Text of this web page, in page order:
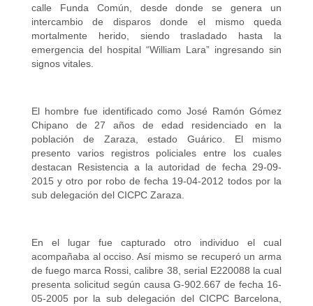
calle Funda Común, desde donde se genera un
intercambio de disparos donde el mismo queda
mortalmente herido, siendo trasladado hasta la
emergencia del hospital “William Lara” ingresando sin
signos vitales.
El hombre fue identificado como José Ramón Gómez
Chipano de 27 años de edad residenciado en la
población de Zaraza, estado Guárico. El mismo
presento varios registros policiales entre los cuales
destacan Resistencia a la autoridad de fecha 29-09-
2015 y otro por robo de fecha 19-04-2012 todos por la
sub delegación del CICPC Zaraza.
En el lugar fue capturado otro individuo el cual
acompañaba al occiso. Así mismo se recuperó un arma
de fuego marca Rossi, calibre 38, serial E220088 la cual
presenta solicitud según causa G-902.667 de fecha 16-
05-2005 por la sub delegación del CICPC Barcelona,